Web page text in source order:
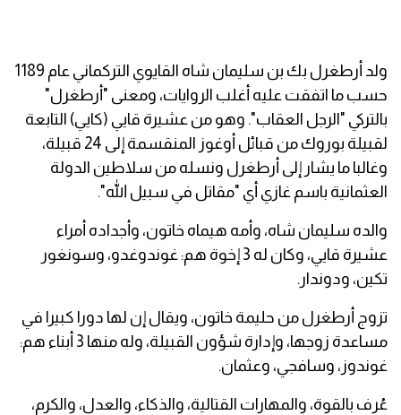
ولد أرطغرل بك بن سليمان شاه القايوي التركماني عام 1189
حسب ما اتفقت عليه أغلب الروايات، ومعنى "أرطغرل"
بالتركي "الرجل العقاب". وهو من عشيرة قايي (كايي) التابعة
لقبيلة بوروك من قبائل أوغوز المنقسمة إلى 24 قبيلة،
وغالبا ما يشار إلى أرطغرل ونسله من سلاطين الدولة
العثمانية باسم غازي أي "مقاتل في سبيل الله".
والده سليمان شاه، وأمه هيماه خاتون، وأجداده أمراء
عشيرة قايي، وكان له 3 إخوة هم: غوندوغدو، وسونغور
تكين، ودوندار.
تزوج أرطغرل من حليمة خاتون، ويقال إن لها دورا كبيرا في
مساعدة زوجها، وإدارة شؤون القبيلة، وله منها 3 أبناء هم:
غوندوز، وسافجي، وعثمان.
عُرِف بالقوة، والمهارات القتالية، والذكاء، والعدل، والكرم،